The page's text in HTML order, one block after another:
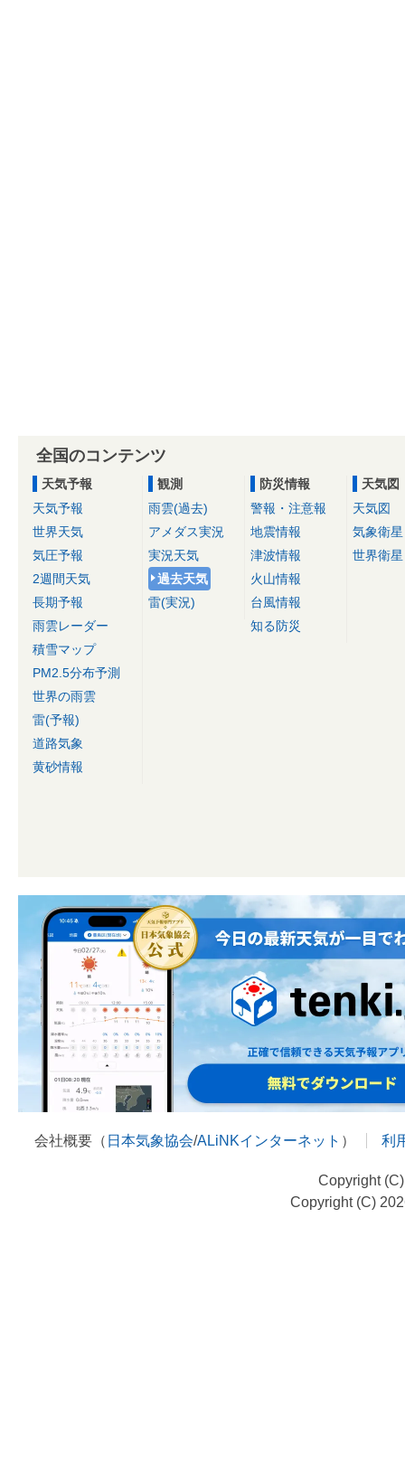
全国のコンテンツ
天気予報
天気予報
世界天気
気圧予報
2週間天気
長期予報
雨雲レーダー
積雪マップ
PM2.5分布予測
世界の雨雲
雷(予報)
道路気象
黄砂情報
観測
雨雲(過去)
アメダス実況
実況天気
過去天気
雷(実況)
防災情報
警報・注意報
地震情報
津波情報
火山情報
台風情報
知る防災
天気図
天気図
気象衛星
世界衛星
会社概要（ 日本気象協会/ALiNKインターネット ） 利
Copyright
Copyright (C)